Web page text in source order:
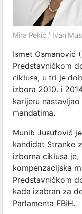
Mira Pekić / Ivan
Ismet Osmanović
Predstavničkom
ciklusa, u tri je
izbora 2010. i
karijeru
mandatima.
Munib Jusufović
kandidat Stranke
izborna ciklusa
kompenzacijska
Predstavničkom
kada izabran za
Parlamenta FBiH.